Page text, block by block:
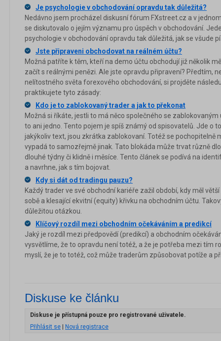
Je psychologie v obchodování opravdu tak důležitá?
Nedávno jsem procházel diskusní fórum FXstreet.cz a v
se diskutovalo o jejím významu pro úspěch v obchodování.
psychologie v obchodování opravdu tak důležitá, jak se všude
Jste připraveni obchodovat na reálném účtu?
Možná patříte k těm, kteří na demo účtu obchodují již několik
začít s reálnými penězi. Ale jste opravdu připravení? Předtím,
nelítostného světa forexového obchodování, si projděte
praktikujete tyto zásady:
Kdo je to zablokovaný trader a jak to překonat
Možná si říkáte, jestli to má něco společného se
to ani jedno. Tento pojem je spíš známý od spisovatelů. Jde o
jakýkoliv text, jsou zkrátka zablokovaní. Totéž se pochopitelně
vypadá to samozřejmě jinak. Tato blokáda může trvat různě
dlouhé týdny či klidně i měsíce. Tento článek se podívá na
a navrhne, jak s tím bojovat.
Kdy si dát od tradingu pauzu?
Každý trader ve své obchodní kariéře zažil období, kdy měl
sobě a klesající ekvitní (equity) křivku na obchodním účtu.
důležitou otázkou.
Klíčový rozdíl mezi obchodním očekáváním a predikcí
Jaký je rozdíl mezi předpovědí (predikcí) a obchodním
vysvětlíme, že to opravdu není totéž, a že je potřeba mezi tím
myslí, že je to totéž, což může traderům způsobovat potíže a
Diskuse ke článku
Diskuse je přístupná pouze pro registrované uživatele.
Přihlásit se
Nová registrace